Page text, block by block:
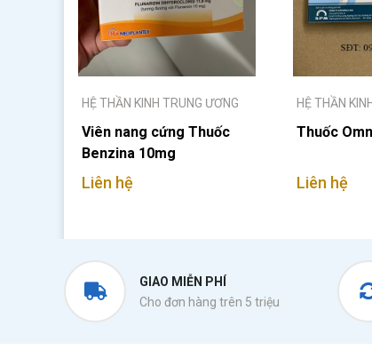
HỆ THẦN KINH TRUNG ƯƠNG
Viên nang cứng Thuốc
Benzina 10mg
Liên hệ
HỆ THẦN
Thuốc
Liên hệ
GIAO MIỄN PHÍ
Cho đơn hàng trên 5 triệu